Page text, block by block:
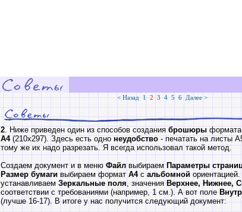
< Назад 1 2 3 4 5 6 Далее >
2 . Ниже приведен один из способов создания брошюры формата
А4(210х297). Здесь есть одно неудобство - печатать на листы
тому же их надо разрезать. Я всегда использовал такой метод.
Создаем документ и в меню Файл выбираем Параметры
Размер бумаги выбираем формат А4с альбомной
устанавливаем Зеркальные поля , значения Верхнее, Нижнее,
соответствии с требованиями (например, 1 см.). А вот поле
(лучше 16-17). В итоге у нас получится следующий документ: